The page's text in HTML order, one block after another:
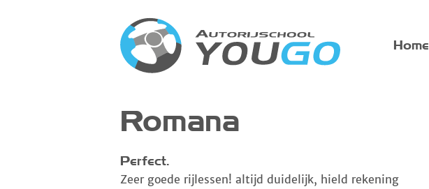
Home
Romana
Perfect.
Zeer goede rijlessen! altijd duidelijk, hield rekening